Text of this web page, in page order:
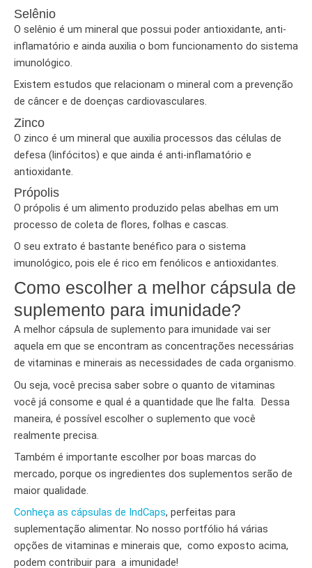
Selênio
O selênio é um mineral que possui poder antioxidante, anti-
inflamatório e ainda auxilia o bom funcionamento do sistema
imunológico.
Existem estudos que relacionam o mineral com a prevenção
de câncer e de doenças cardiovasculares.
Zinco
O zinco é um mineral que auxilia processos das células de
defesa (linfócitos) e que ainda é anti-inflamatório e
antioxidante.
Própolis
O própolis é um alimento produzido pelas abelhas em um
processo de coleta de flores, folhas e cascas.
O seu extrato é bastante benéfico para o sistema
imunológico, pois ele é rico em fenólicos e antioxidantes.
Como escolher a melhor cápsula de
suplemento para imunidade?
A melhor cápsula de suplemento para imunidade vai ser
aquela em que se encontram as concentrações necessárias
de vitaminas e minerais as necessidades de cada organismo.
Ou seja, você precisa saber sobre o quanto de vitaminas
você já consome e qual é a quantidade que lhe falta. Dessa
maneira, é possível escolher o suplemento que você
realmente precisa.
Também é importante escolher por boas marcas do
mercado, porque os ingredientes dos suplementos serão de
maior qualidade.
Conheça as cápsulas de IndCaps, perfeitas para
suplementação alimentar. No nosso portfólio há várias
opções de vitaminas e minerais que, como exposto acima,
podem contribuir para a imunidade!